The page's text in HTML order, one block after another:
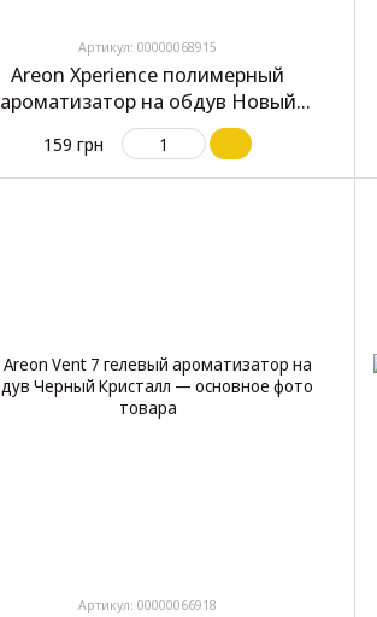
Артикул: 00000068915
Areon Xperience полимерный
ароматизатор на обдув Новый
Автомобиль
159 грн
Артикул: 00000066918